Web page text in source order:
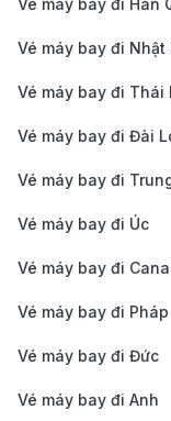
Giá vé máy bay
11.280.000 -
Chặng bay Hà
Nội New York
Nội New York
Vietnam Airlines
Vé máy bay đi Hàn
Vé máy bay đi Nhật
Vé máy bay đi Thái
Vé máy bay đi Đài
Vé máy bay đi
Vé máy bay đi Úc
Vé máy bay đi
Vé máy bay đi Pháp
Vé máy bay đi Đức
Vé máy bay đi Anh